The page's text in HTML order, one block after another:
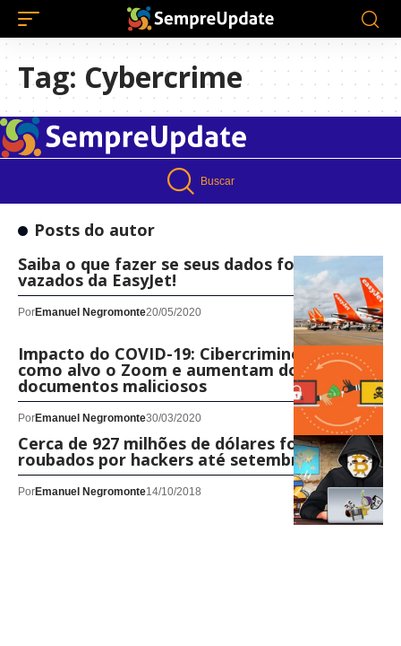
Tag: Cybercrime
Buscar
Posts do autor
Saiba o que fazer se seus dados foram
vazados da EasyJet!
PorEmanuel Negromonte20/05/2020
Impacto do COVID-19: Cibercriminosos têm
como alvo o Zoom e aumentam domínios e
documentos maliciosos
PorEmanuel Negromonte30/03/2020
Cerca de 927 milhões de dólares foram
roubados por hackers até setembro 2018
PorEmanuel Negromonte14/10/2018